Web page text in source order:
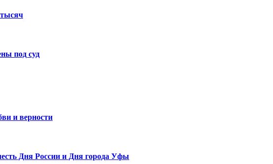
под суд
и верности
Дня России и Дня города Уфы